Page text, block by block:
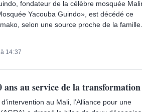
fondateur de la célèbre mosquée
Yacouba Guindo», est décédé ce
selon une source proche de la famille..
14:37
au service de la transformation
au Mali, l’Alliance pour une